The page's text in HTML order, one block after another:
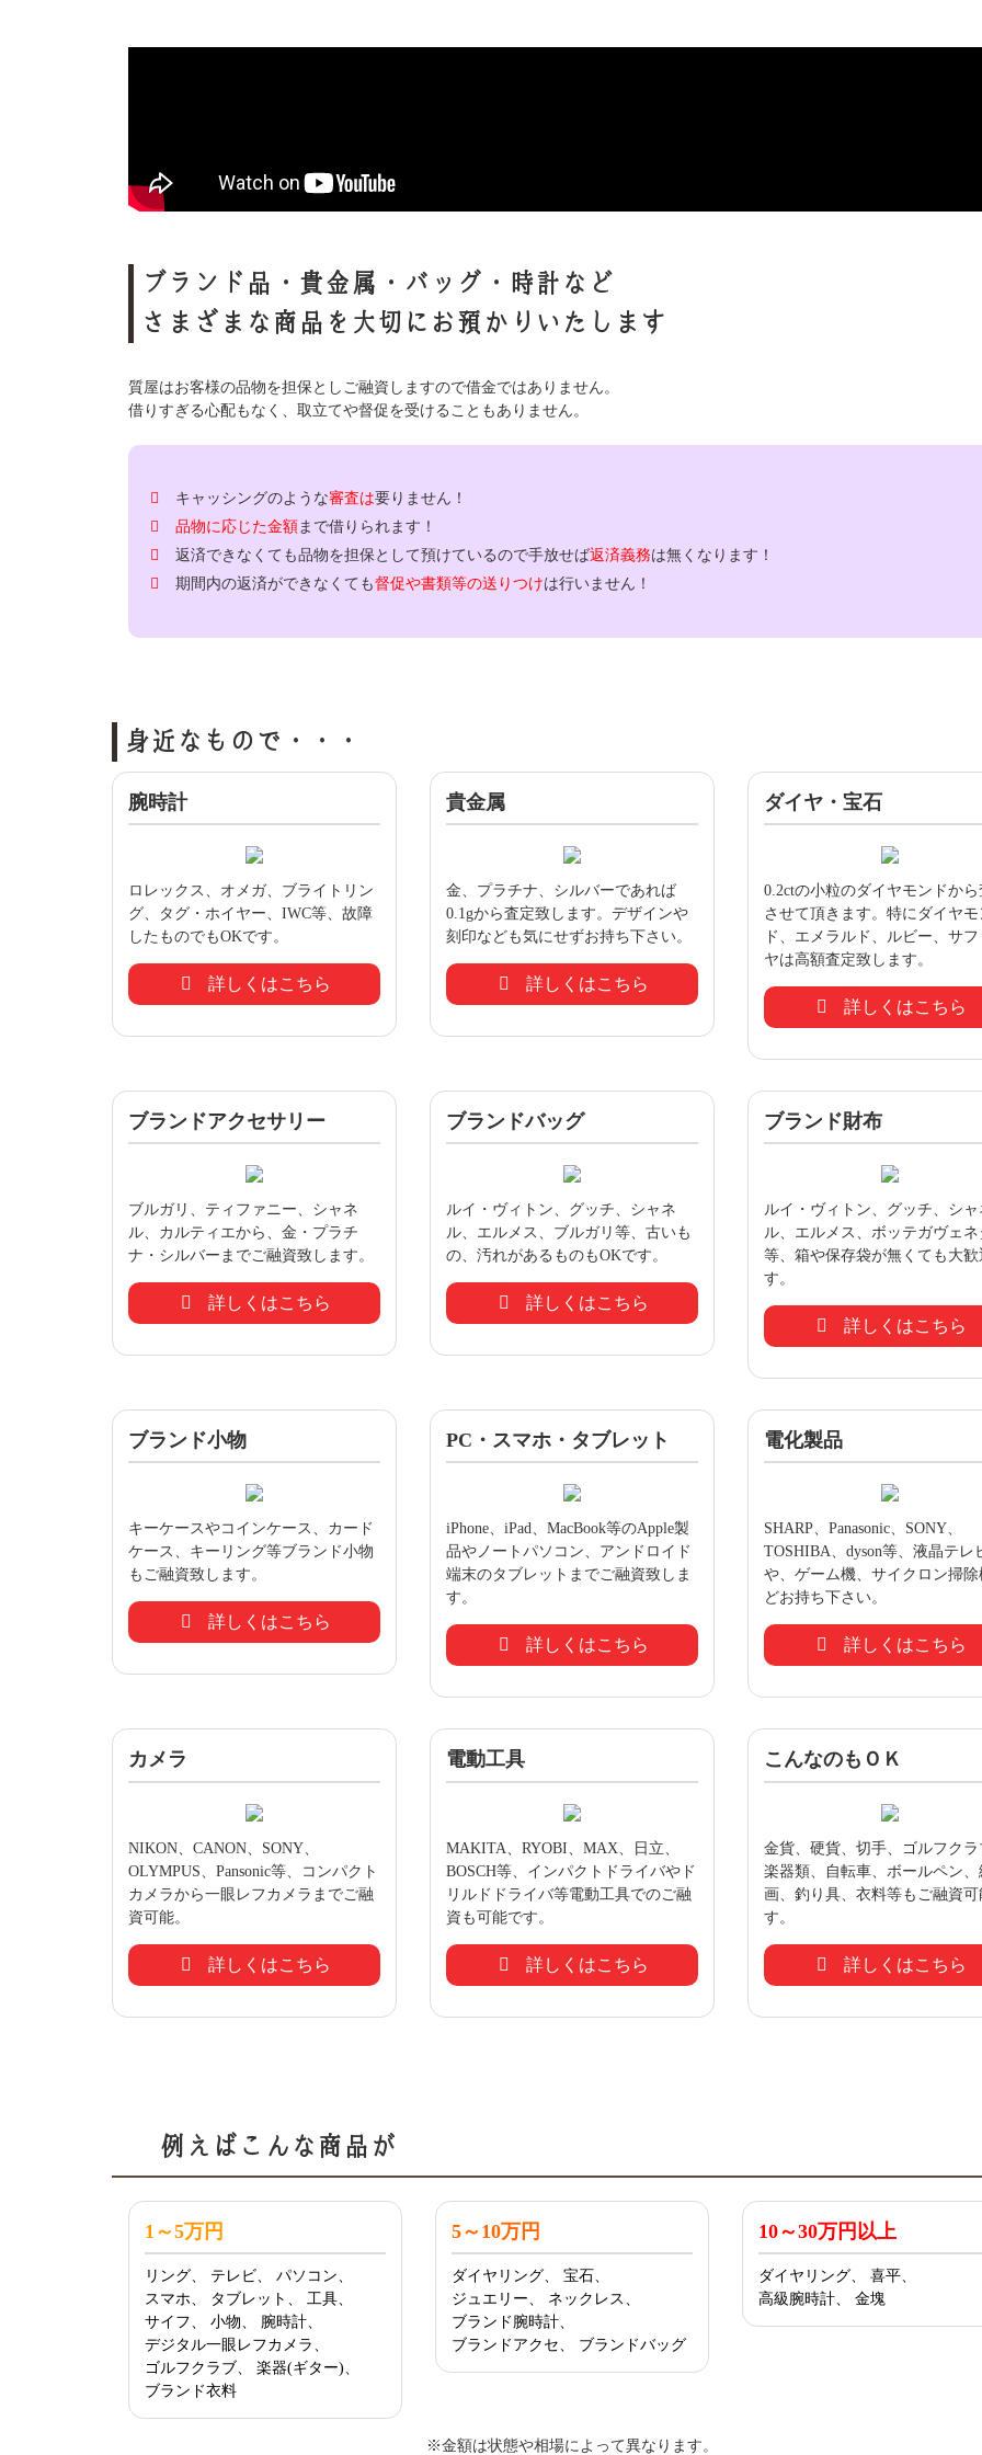
ブランド品・貴金属・バッグ・時計など
さまざまな商品を 大切にお預かりいたします
質屋はお客様の品物を担保としご融資しますので借金ではありません。
借りすぎる心配もなく、取立てや督促を受けることもありません。
キャッシングのような審査は要りません！
品物に応じた金額 まで借りられます！
返済できなくても品物を担保として預けているので手放せば返済義務は無くなります！
期間内の返済ができなくても督促や書類等の送りつけは行いません！
身近なもので・・・
腕時計
ロレックス、オメガ、ブライトリン
グ、タグ・ホイヤー、IWC等、故障
したものでもOKです。
詳しくはこちら
貴金属
金、プラチナ、シルバーであれば
0.1gから査定致します。デザインや
刻印なども気にせずお持ち下さい。
詳しくはこちら
ダイヤ・宝石
0.2ctの小粒のダイヤモンドから
させて頂きます。特にダイヤモ
ド、エメラルド、ルビー、サフ
ヤは高額査定致します。
詳しくはこちら
ブランドアクセサリー
ブルガリ、ティファニー、シャネ
ル、カルティエから、金・プラチ
ナ・シルバーまでご融資致します。
詳しくはこちら
ブランドバッグ
ルイ・ヴィトン、グッチ、シャネ
ル、エルメス、ブルガリ等、古いも
の、汚れがあるものもOKです。
詳しくはこちら
ブランド財布
ルイ・ヴィトン、グッチ、シャ
ル、エルメス、ボッテガヴェネ
等、箱や保存袋が無くても大歓
す。
詳しくはこちら
ブランド小物
キーケースやコインケース、カード
ケース、キーリング等ブランド小物
もご融資致します。
詳しくはこちら
PC・スマホ・タブレット
iPhone、iPad、MacBook等のApple製
品やノートパソコン、アンドロイド
端末のタブレットまでご融資致しま
す。
詳しくはこちら
電化製品
SHARP、Panasonic、SONY、
TOSHIBA、dyson等、液晶テレ
や、ゲーム機、サイクロン掃除
どお持ち下さい。
詳しくはこちら
カメラ
NIKON、CANON、SONY、
OLYMPUS、Pansonic等、コンパクト
カメラから一眼レフカメラまでご融
資可能。
詳しくはこちら
電動工具
MAKITA、RYOBI、MAX、日立、
BOSCH等、インパクトドライバやド
リルドドライバ等電動工具でのご融
資も可能です。
詳しくはこちら
こんなのもＯＫ
金貨、硬貨、切手、ゴルフクラ
楽器類、自転車、ボールペン、
画、釣り具、衣料等もご融資可
す。
詳しくはこちら
例えばこんな商品が
1～5万円
リング、 テレビ、
パソコン、
スマホ、
タブレット、
工具、
サイフ、
小物、
腕時計、
デジタル一眼レフカメラ、
ゴルフクラブ、
楽器(ギター)、
ブランド衣料
5～10万円
ダイヤリング、
宝石、
ジュエリー、
ネックレス、
ブランド腕時計、
ブランドアクセ、
ブランドバッグ
10～30万円以上
ダイヤリング、
喜平、
高級腕時計、
金塊
※金額は状態や相場によって異なります。